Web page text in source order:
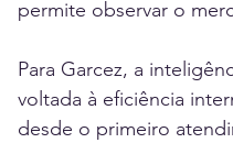
permite observar o
Para Garcez, a
voltada à eficiência
desde o primeiro